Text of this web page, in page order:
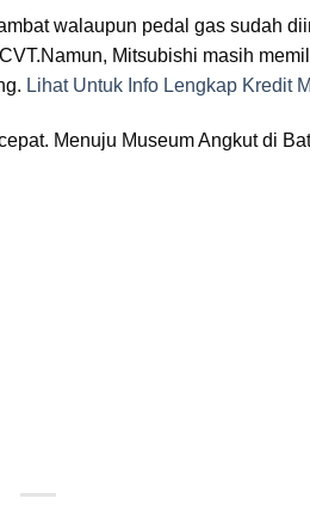
walaupun pedal gas sudah
Mitsubishi masih
Lihat Untuk Info Lengkap Kredit
Menuju Museum Angkut di